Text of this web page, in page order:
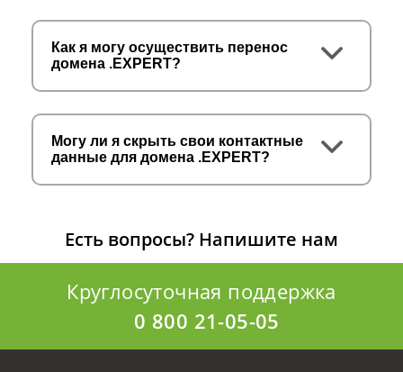
Как я могу осуществить перенос
домена .EXPERT?
Могу ли я скрыть свои контактные
данные для домена .EXPERT?
Есть вопросы? Напишите нам
Круглосуточная поддержка
0 800 21-05-05